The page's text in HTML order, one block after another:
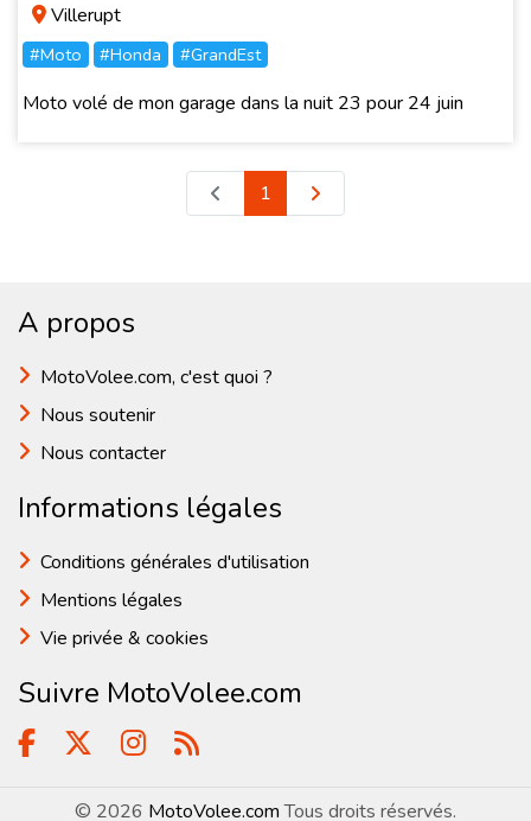
Villerupt
#Moto #Honda #GrandEst
Moto volé de mon garage dans la nuit 23 pour 24 juin
1
A propos
MotoVolee.com, c'est quoi ?
Nous soutenir
Nous contacter
Informations légales
Conditions générales d'utilisation
Mentions légales
Vie privée & cookies
Suivre MotoVolee.com
© 2026 MotoVolee.comTous droits réservés.